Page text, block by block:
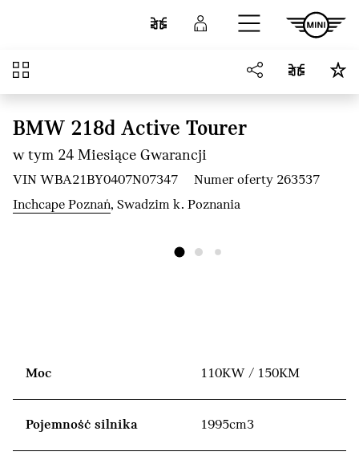
Przejdź do głównej treści
Porównaj Zaloguj się
Przegląd
BMW 218d Active Tourer
w tym 24 Miesiące Gwarancji
VIN WBA21BY0407N07347
Numer oferty 263537
Inchcape Poznań, Swadzim k. Poznania
Moc 110KW / 150KM
Pojemność silnika 1995cm3